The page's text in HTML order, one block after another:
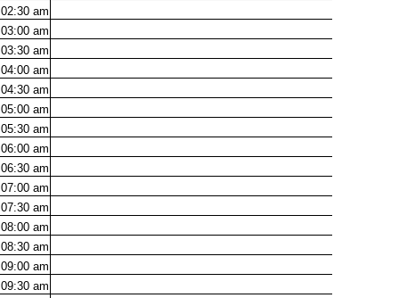
02:30 am
03:00 am
03:30 am
04:00 am
04:30 am
05:00 am
05:30 am
06:00 am
06:30 am
07:00 am
07:30 am
08:00 am
08:30 am
09:00 am
09:30 am